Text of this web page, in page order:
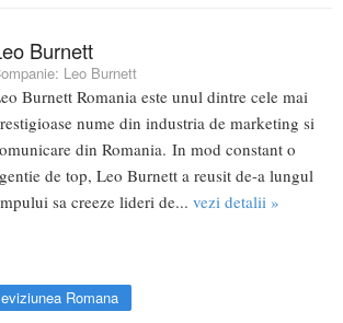
Burnett
Leo Burnett
Burnett Romania este unul dintre cele mai
nume din industria de marketing si
din Romania. In mod constant o
de top, Leo Burnett a reusit de-a lungul
sa creeze lideri de... vezi detalii »
Romana